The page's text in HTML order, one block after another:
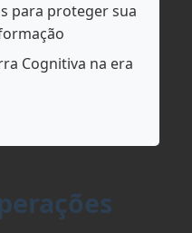
para proteger sua
Cognitiva na era